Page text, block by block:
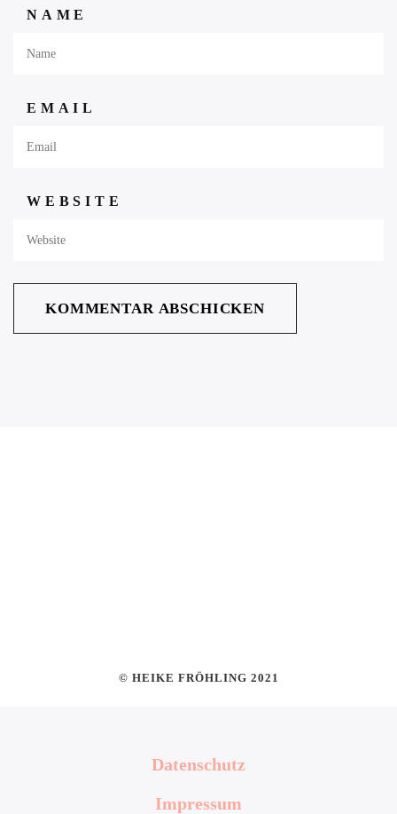
NAME
EMAIL
WEBSITE
© HEIKE FRÖHLING 2021
Datenschutz
Impressum